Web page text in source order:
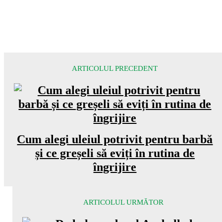
ARTICOLUL PRECEDENT
Cum alegi uleiul potrivit pentru barbă
și ce greșeli să eviți în rutina de
îngrijire
ARTICOLUL URMĂTOR